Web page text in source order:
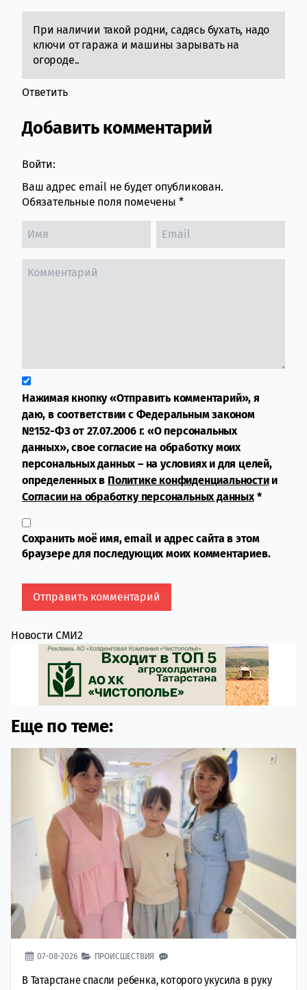
При наличии такой родни, садясь бухать, надо
ключи от гаража и машины зарывать на
огороде..
Ответить
Добавить комментарий
Войти:
Ваш адрес email не будет опубликован.
Обязательные поля помечены *
Нажимая кнопку «Отправить комментарий», я
даю, в соответствии с Федеральным законом
№152-ФЗ от 27.07.2006 г. «О персональных
данных», свое согласие на обработку моих
персональных данных – на условиях и для целей,
определенных в Политике конфиденциальностии
Согласии на обработку персональных данных*
Сохранить моё имя, email и адрес сайта в этом
браузере для последующих моих комментариев.
Новости СМИ2
Еще по теме:
07-08-2026 ПРОИСШЕСТВИЯ
В Татарстане спасли ребенка, которого укусила в руку